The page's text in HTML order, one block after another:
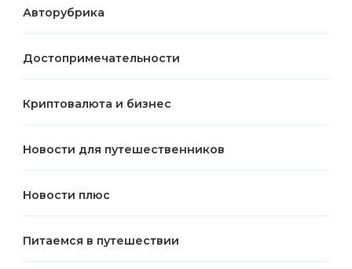
Авторубрика
Достопримечательности
Криптовалюта и бизнес
Новости для путешественников
Новости плюс
Питаемся в путешествии